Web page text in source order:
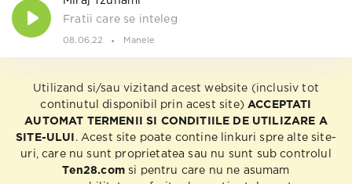
Fratii care se inteleg
08.06.22 Manele
Utilizand si/sau vizitand acest website (inclusiv tot
continutul disponibil prin acest site) ACCEPTATI
AUTOMAT TERMENII SI CONDITIILE DE UTILIZARE A
SITE-ULUI
. Acest site poate contine linkuri spre alte site-
uri, care nu sunt proprietatea sau nu sunt sub controlul
Ten28.comsi pentru care nu ne asumam